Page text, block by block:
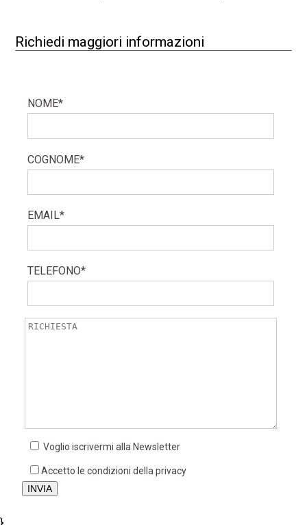
Richiedi maggiori informazioni
NOME*
COGNOME*
EMAIL*
TELEFONO*
Voglio iscrivermi alla Newsletter
Accetto le condizioni della privacy